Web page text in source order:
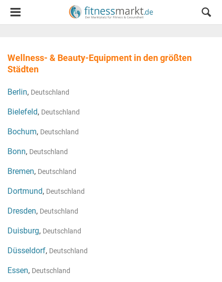
Wellness- & Beauty-Equipment in den größten
Städten
Berlin, Deutschland
Bielefeld, Deutschland
Bochum, Deutschland
Bonn, Deutschland
Bremen, Deutschland
Dortmund, Deutschland
Dresden, Deutschland
Duisburg, Deutschland
Düsseldorf, Deutschland
Essen, Deutschland